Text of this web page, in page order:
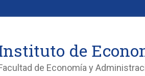
de
de Economía y